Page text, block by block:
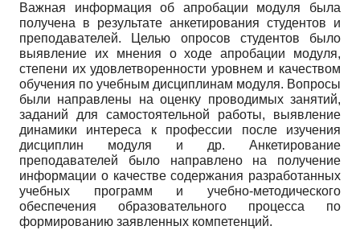
Важная информация об апробации модуля была
получена в результате анкетирования студентов и
преподавателей. Целью опросов студентов было
выявление их мнения о ходе апробации модуля,
степени их удовлетворенности уровнем и качеством
обучения по учебным дисциплинам модуля. Вопросы
были направлены на оценку проводимых занятий,
заданий для самостоятельной работы, выявление
динамики интереса к профессии после изучения
дисциплин модуля и др. Анкетирование
преподавателей было направлено на получение
информации о качестве содержания разработанных
учебных программ и учебно-методического
обеспечения образовательного процесса по
формированию заявленных компетенций.